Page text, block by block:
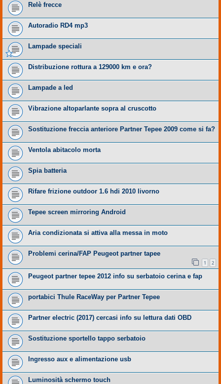
Relè frecce
Autoradio RD4 mp3
Lampade speciali
Distribuzione rottura a 129000 km e ora?
Lampade a led
Vibrazione altoparlante sopra al cruscotto
Sostituzione freccia anteriore Partner Tepee 2009 come si fa?
Ventola abitacolo morta
Spia batteria
Rifare frizione outdoor 1.6 hdi 2010 livorno
Tepee screen mirroring Android
Aria condizionata si attiva alla messa in moto
Problemi cerina/FAP Peugeot partner tapee
1 2
Peugeot partner tepee 2012 info su serbatoio cerina e fap
portabici Thule RaceWay per Partner Tepee
Partner electric (2017) cercasi info su lettura dati OBD
Sostituzione sportello tappo serbatoio
Ingresso aux e alimentazione usb
Luminosità schermo touch